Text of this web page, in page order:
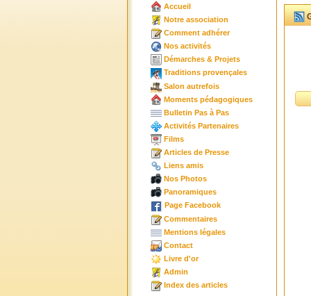
Accueil
Notre association
Comment adhérer
Nos activités
Démarches & Projets
Traditions provençales
Salon autrefois
Moments pédagogiques
Bulletin Pas à Pas
Activités Partenaires
Films
Articles de Presse
Liens amis
Nos Photos
Panoramiques
Page Facebook
Commentaires
Mentions légales
Contact
Livre d'or
Admin
Index des articles